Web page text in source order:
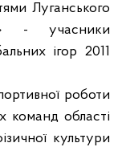
Луганського
- учасники
ігор 2011
роботи
команд області
культури